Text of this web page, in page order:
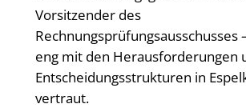
Vorsitzender des
Rechnungsprüfungsausschusses
eng mit den Herausforderungen
Entscheidungsstrukturen in
vertraut.